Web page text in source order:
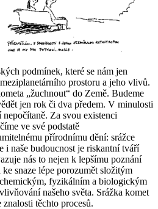
podmínek, které se nám jen
prostoru a jeho vlivů.
„žuchnout“ do Země. Budeme
jen rok či dva předem. V minulosti
Za svou existenci
ve své podstatě
přírodnímu dění: srážce
i naše budoucnost je riskantní tváří
nás to nejen k lepšímu poznání
snaze lépe porozumět složitým
fyzikálním a biologickým
našeho světa. Srážka komet
znalosti těchto procesů.